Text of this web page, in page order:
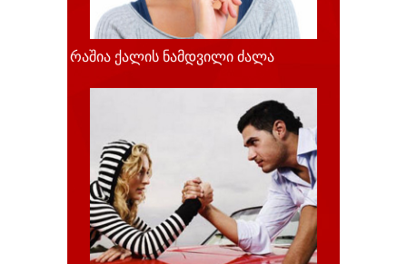
რაშია ქალის ნამდვილი ძალა